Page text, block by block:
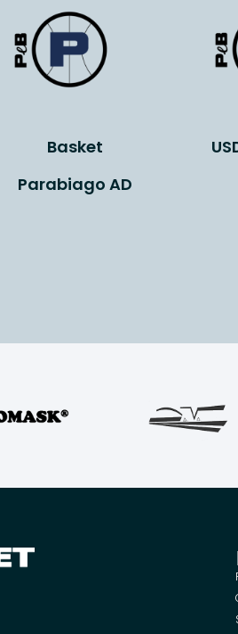
Basket
Parabiago AD